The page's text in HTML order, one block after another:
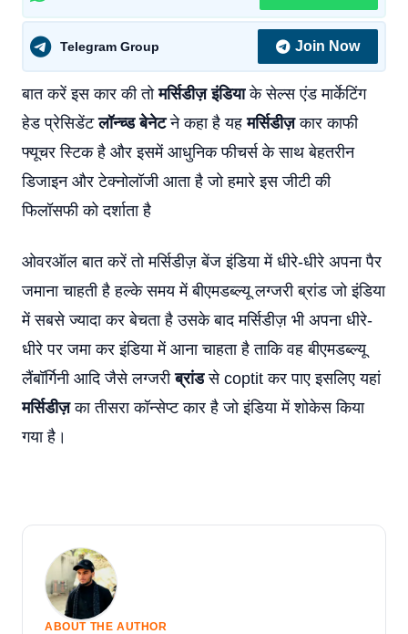
Telegram Group Join Now
बात करें इस कार की तोमर्सिडीज़ इंडियाके सेल्स एंड मार्केटिंग
हेड प्रेसिडेंटलॉन्च्ड बेनेटने कहा है यहमर्सिडीज़कार काफी
फ्यूचर स्टिक है और इसमें आधुनिक फीचर्स के साथ बेहतरीन
डिजाइन और टेक्नोलॉजी आता है जो हमारे इस जीटी की
फिलॉसफी को दर्शाता है
ओवरऑल बात करें तो मर्सिडीज़ बेंज इंडिया में धीरे-धीरे अपना पैर
जमाना चाहती है हल्के समय में बीएमडब्ल्यू लग्जरी ब्रांड जो इंडिया
में सबसे ज्यादा कर बेचता है उसके बाद मर्सिडीज़ भी अपना धीरे-
धीरे पर जमा कर इंडिया में आना चाहता है ताकि वह बीएमडब्ल्यू
लैंबॉर्गिनी आदि जैसे लग्जरीब्रांडसे coptit कर पाए इसलिए यहां
मर्सिडीज़का तीसरा कॉन्सेप्ट कार है जो इंडिया में शोकेस किया
गया है।
ABOUT THE AUTHOR